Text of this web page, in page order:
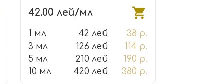
42.00 лей/мл
1 мл 42 лей
38 р.
3 мл
126 лей
114 р.
5 мл
210 лей
190 р.
10 мл
420 лей 380 р.